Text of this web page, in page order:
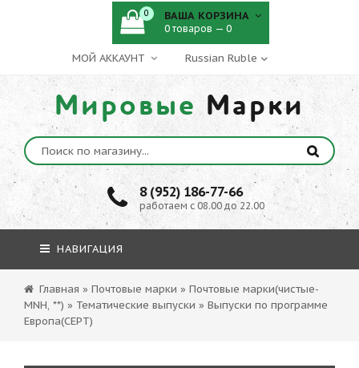
МОЙ АККАУНТ
Мировые Марки
8 (952) 186-77-66
работаем с 08.00 до 22.00
0 ВАША КОРЗИНА
0 товаров — 0
НАВИГАЦИЯ
Главная » Почтовые марки » Почтовые марки(чистые-
MNH, **) » Тематические выпуски » Выпуски по программе
Европа(СЕРТ)